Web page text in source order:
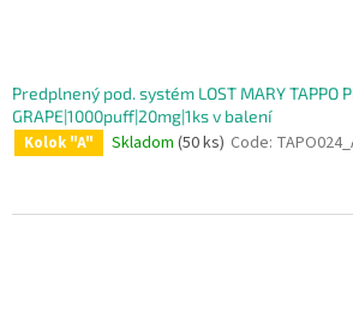
Predplnený pod. systém LOST MARY TAPPO
GRAPE|1000puff|20mg|1ks v balení
Kolok "A" Skladom (50 ks) Code: